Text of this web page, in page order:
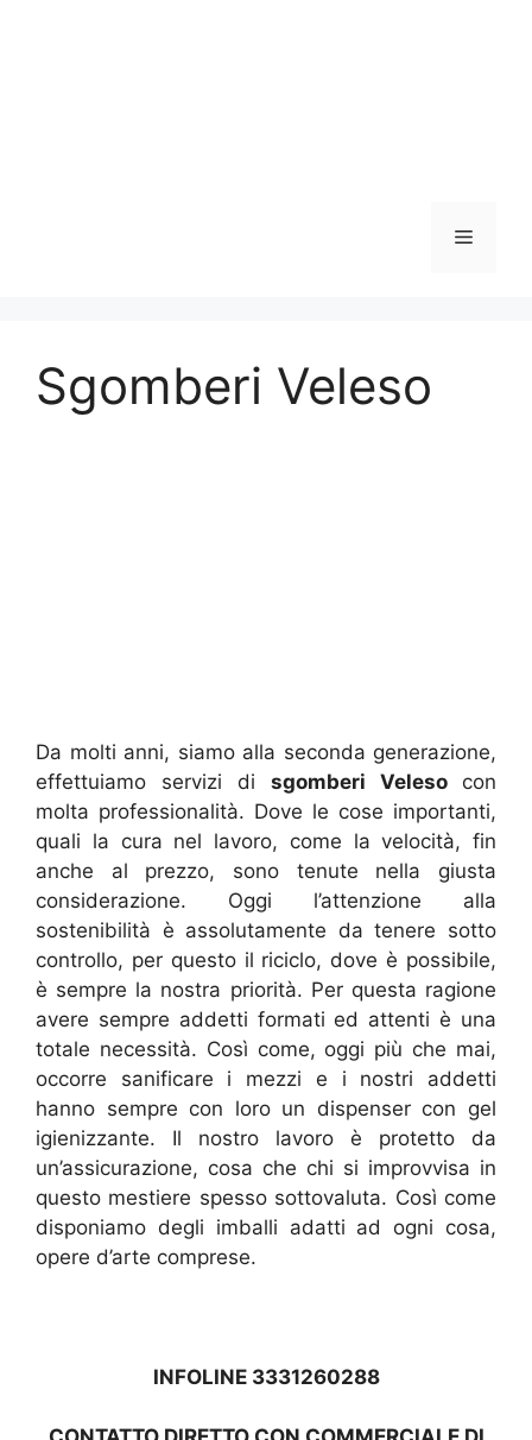
Menu
Sgomberi Veleso
Da molti anni, siamo alla seconda generazione,
effettuiamo servizi di sgomberi Veleso con
molta professionalità. Dove le cose importanti,
quali la cura nel lavoro, come la velocità, fin
anche al prezzo, sono tenute nella giusta
considerazione. Oggi l’attenzione alla
sostenibilità è assolutamente da tenere sotto
controllo, per questo il riciclo, dove è possibile,
è sempre la nostra priorità. Per questa ragione
avere sempre addetti formati ed attenti è una
totale necessità. Così come, oggi più che mai,
occorre sanificare i mezzi e i nostri addetti
hanno sempre con loro un dispenser con gel
igienizzante. Il nostro lavoro è protetto da
un’assicurazione, cosa che chi si improvvisa in
questo mestiere spesso sottovaluta. Così come
disponiamo degli imballi adatti ad ogni cosa,
opere d’arte comprese.
INFOLINE 3331260288